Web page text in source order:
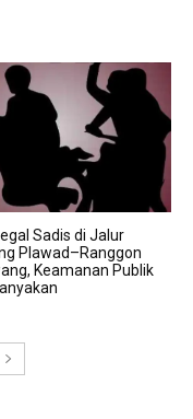
Sadis di Jalur
Plawad–Ranggon
Keamanan Publik